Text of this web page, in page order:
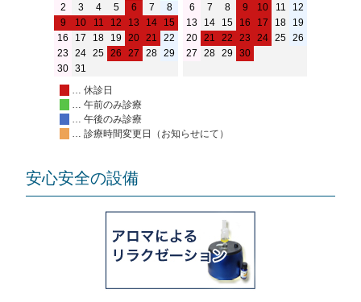
2
3 4 5 6 7
8
9
10 11 12 13 14
15
16
17 18 19 20 21
22
23 24 25 26 27 28 29
30 31
6
7 8 9 10 11
12
13
14 15 16 17 18
19
20 21 22 23 24 25 26
27
28 29 30
… 休診日
… 午前のみ診療
… 午後のみ診療
… 診療時間変更日（お知らせにて）
安心安全の設備